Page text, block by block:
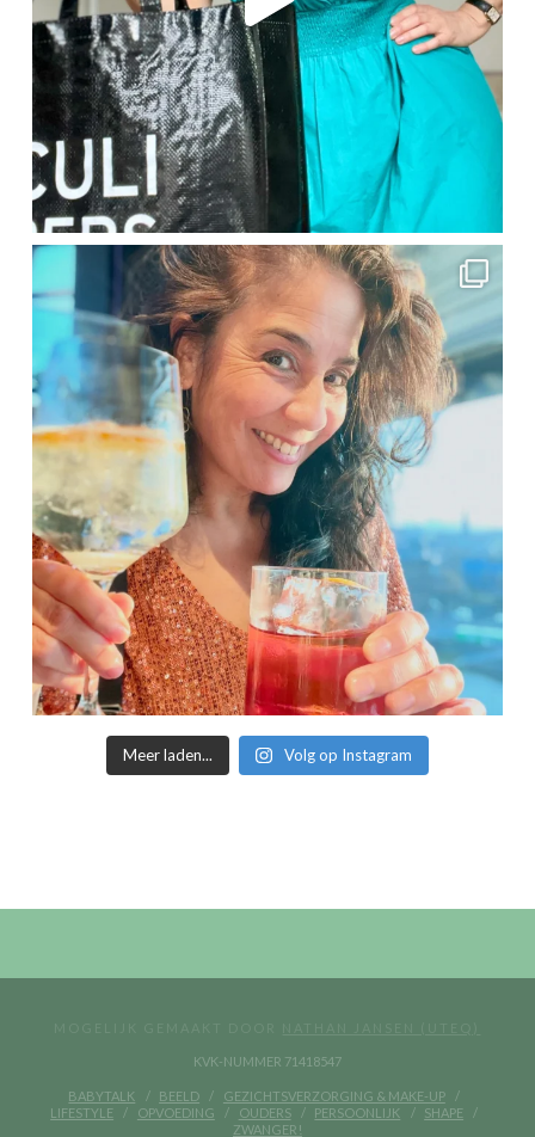
Meer laden... Volg op Instagram
KVK-NUMMER 71418547
BABYTALK BEELD
GEZICHTSVERZORGING & MAKE-UP
LIFESTYLE
OPVOEDING OUDERS PERSOONLIJK
SHAPE
ZWANGER!